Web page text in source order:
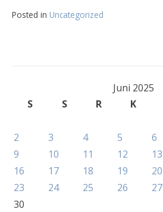
Posted in Uncategorized
Juni 2025
S
S R K
2
3 4 5 6
9
10 11 12 13
16
17 18 19 20
23
24 25 26 27
30